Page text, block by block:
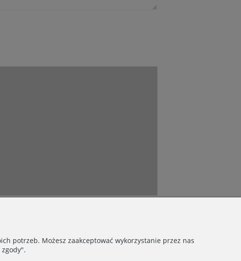
potrzeb. Możesz zaakceptować wykorzystanie przez nas